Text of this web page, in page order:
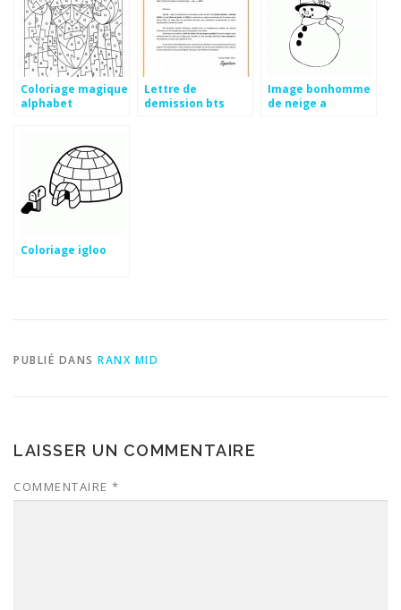
Coloriage magique
alphabet
Lettre de
demission bts
Image bonhomme
de neige a
Coloriage igloo
PUBLIÉ DANS RANX MID
LAISSER UN COMMENTAIRE
COMMENTAIRE *